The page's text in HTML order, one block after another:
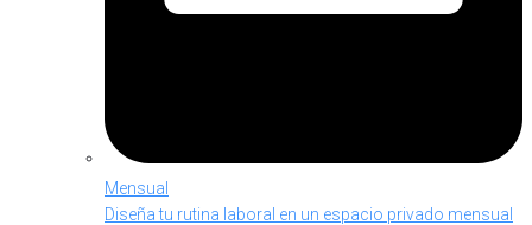
Mensual
Diseña tu rutina laboral en un espacio privado mensual